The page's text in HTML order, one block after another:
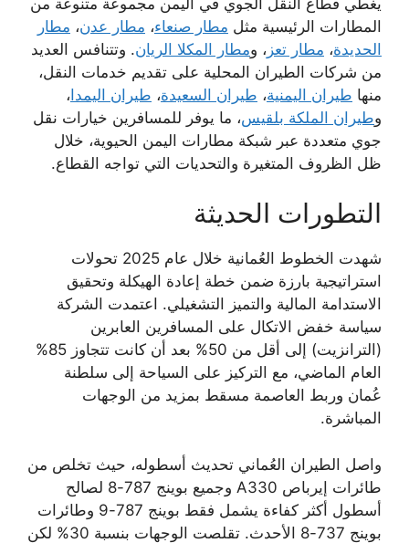
المطارات الرئيسية مثل مطار صنعاء، مطار عدن، مطار
الحديدة، مطار تعز ، ومطار المكلا الريان. وتتنافس العديد
من شركات الطيران المحلية على تقديم خدمات النقل،
منها طيران اليمنية، طيران السعيدة، طيران اليمدا،
وطيران الملكة بلقيس، ما يوفر للمسافرين خيارات نقل
جوي متعددة عبر شبكة مطارات اليمن الحيوية، خلال
ظل الظروف المتغيرة والتحديات التي تواجه القطاع.
التطورات الحديثة
شهدت الخطوط العُمانية خلال عام 2025 تحولات
استراتيجية بارزة ضمن خطة إعادة الهيكلة وتحقيق
الاستدامة المالية والتميز التشغيلي. اعتمدت الشركة
سياسة خفض الاتكال على المسافرين العابرين
(الترانزيت) إلى أقل من 50% بعد أن كانت تتجاوز 85%
العام الماضي، مع التركيز على السياحة إلى سلطنة
عُمان وربط العاصمة مسقط بمزيد من الوجهات
المباشرة.
واصل الطيران العُماني تحديث أسطوله، حيث تخلص من
طائرات إيرباص A330 وجميع بوينج 787-8 لصالح
أسطول أكثر كفاءة يشمل فقط بوينج 787-9 وطائرات
بوينج 737-8 الأحدث. تقلصت الوجهات بنسبة 30% لكن